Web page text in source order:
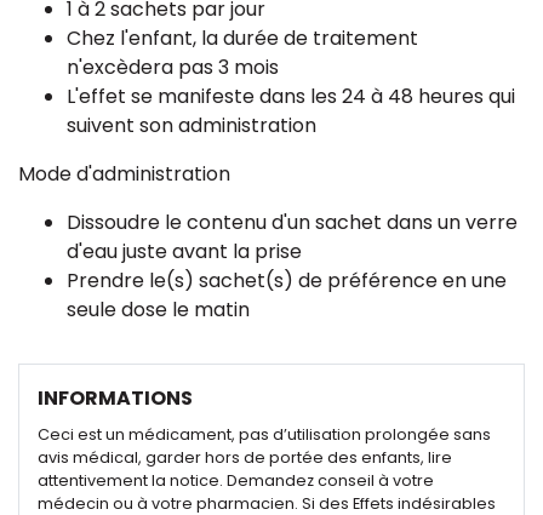
1 à 2 sachets par jour
Chez l'enfant, la durée de traitement
n'excèdera pas 3 mois
L'effet se manifeste dans les 24 à 48 heures qui
suivent son administration
Mode d'administration
Dissoudre le contenu d'un sachet dans un verre
d'eau juste avant la prise
Prendre le(s) sachet(s) de préférence en une
seule dose le matin
INFORMATIONS
Ceci est un médicament, pas d’utilisation prolongée sans
avis médical, garder hors de portée des enfants, lire
attentivement la notice. Demandez conseil à votre
médecin ou à votre pharmacien. Si des Effets indésirables